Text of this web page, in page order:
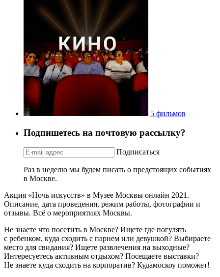
5 фильмов
Подпишетесь на почтовую рассылку?
Подписаться
Раз в неделю мы будем писать о предстоящих событиях
в Москве.
Акция «Ночь искусств» в Музее Москвы онлайн 2021.
Описание, дата проведения, режим работы, фотографии и
отзывы. Всё о мероприятиях Москвы.
Не знаете что посетить в Москве? Ищете где погулять
с ребенком, куда сходить с парнем или девушкой? Выбираете
место для свидания? Ищете развлечения на выходные?
Интересуетесь активным отдыхом? Посещаете выставки?
Не знаете куда сходить на корпоратив? Кудамоскоу поможет!